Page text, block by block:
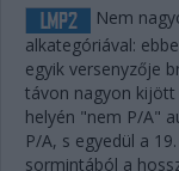
Nem
alkategóriával:
egyik versenyzője
távon nagyon kijött
helyén "nem P/A"
P/A, s egyedül a
sormintából a